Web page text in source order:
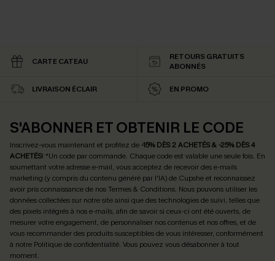
CARTE CATEAU
RETOURS GRATUITS
ABONNÉS
LIVRAISON ÉCLAIR EN PROMO
S'ABONNER ET OBTENIR LE CODE
Inscrivez-vous maintenant et profitez de -15% DÈS 2 ACHETÉS & -25% DÈS 4
ACHETÉS! *Un code par commande. Chaque code est valable une seule fois. En
soumettant votre adresse e-mail, vous acceptez de recevoir des e-mails
marketing (y compris du contenu généré par l'IA) de Cupshe et reconnaissez
avoir pris connaissance de nosTermes & Conditions. Nous pouvons utiliser les
données collectées sur notre site ainsi que des technologies de suivi, telles que
des pixels intégrés à nos e-mails, afin de savoir si ceux-ci ont été ouverts, de
mesurer votre engagement, de personnaliser nos contenus et nos offres, et de
vous recommander des produits susceptibles de vous intéresser, conformément
à notre Politique de confidentialité. Vous pouvez vous désabonner à tout
moment.